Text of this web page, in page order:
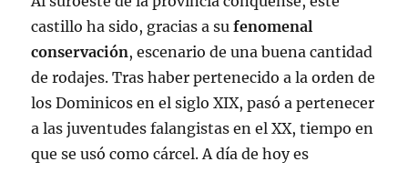
castillo ha sido, gracias a sufenomenal
conservación, escenario de una buena cantidad
de rodajes. Tras haber pertenecido a la orden de
los Dominicos en el siglo XIX, pasó a pertenecer
a las juventudes falangistas en el XX, tiempo en
que se usó como cárcel. A día de hoy es